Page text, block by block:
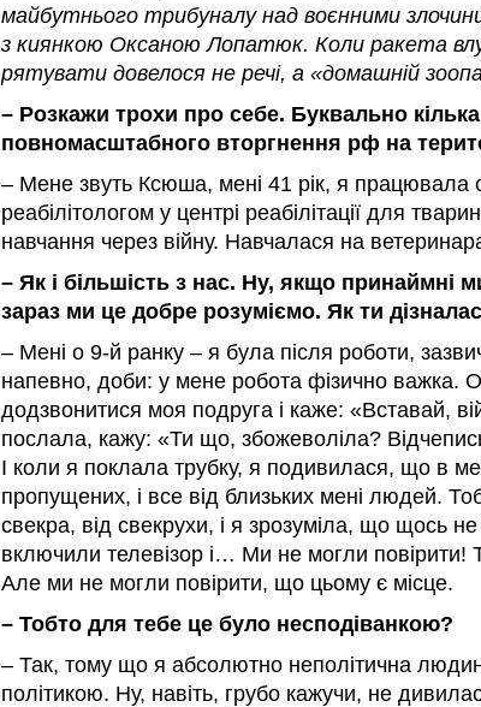
майбутнього трибуналу над воєнними
з киянкою Оксаною Лопатюк. Коли ракета
рятувати довелося не речі, а «домашній
– Розкажи трохи про себе. Буквально
повномасштабного вторгнення рф на
– Мене звуть Ксюша, мені 41 рік, я працювала
реабілітологом у центрі реабілітації для
навчання через війну. Навчалася на
– Як і більшість з нас. Ну, якщо принаймні
зараз ми це добре розуміємо. Як ти
– Мені о 9-й ранку – я була після роботи,
напевно, доби: у мене робота фізично важка.
додзвонитися моя подруга і каже: «Вставай,
послала, кажу: «Ти що, збожеволіла?
І коли я поклала трубку, я подивилася, що в
пропущених, і все від близьких мені людей.
свекра, від свекрухи, і я зрозуміла, що щось не
включили телевізор і… Ми не могли повірити!
Але ми не могли повірити, що цьому є місце.
– Тобто для тебе це було несподіванкою?
– Так, тому що я абсолютно неполітична
політикою. Ну, навіть, грубо кажучи, не